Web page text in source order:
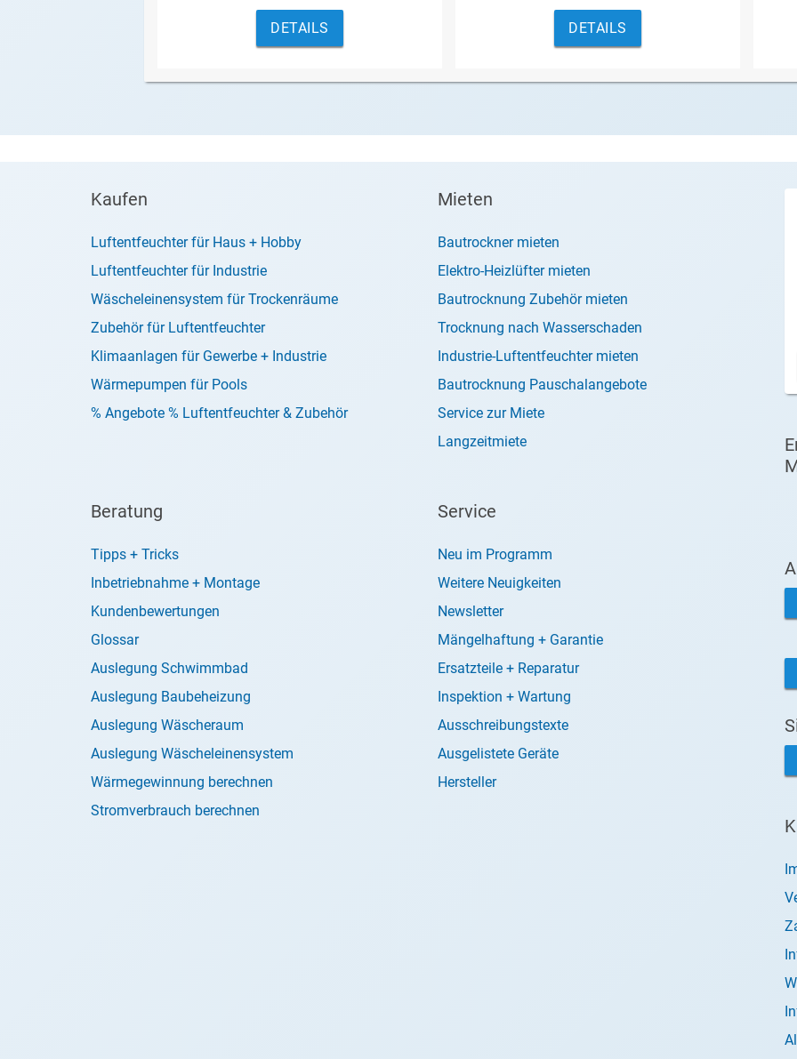
Kondensats.
DETAILS
DETAILS
Kaufen
Luftentfeuchter für Haus + Hobby
Luftentfeuchter für Industrie
Wäscheleinensystem für Trockenräume
Zubehör für Luftentfeuchter
Klimaanlagen für Gewerbe + Industrie
Wärmepumpen für Pools
% Angebote % Luftentfeuchter & Zubehör
Mieten
Bautrockner mieten
Elektro-Heizlüfter mieten
Bautrocknung Zubehör mieten
Trocknung nach Wasserschaden
Industrie-Luftentfeuchter mieten
Bautrocknung Pauschalangebote
Service zur Miete
Langzeitmiete
Beratung
Tipps + Tricks
Inbetriebnahme + Montage
Kundenbewertungen
Glossar
Auslegung Schwimmbad
Auslegung Baubeheizung
Auslegung Wäscheraum
Auslegung Wäscheleinensystem
Wärmegewinnung berechnen
Stromverbrauch berechnen
Service
Neu im Programm
Weitere Neuigkeiten
Newsletter
Mängelhaftung + Garantie
Ersatzteile + Reparatur
Inspektion + Wartung
Ausschreibungstexte
Ausgelistete Geräte
Hersteller